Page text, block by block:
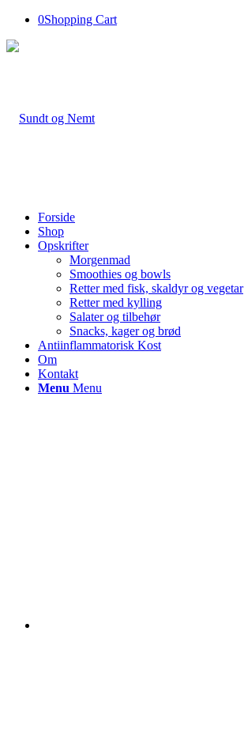
0Shopping Cart
Forside
Shop
Opskrifter
Morgenmad
Smoothies og bowls
Retter med fisk, skaldyr og vegetar
Retter med kylling
Salater og tilbehør
Snacks, kager og brød
Antiinflammatorisk Kost
Om
Kontakt
Menu Menu